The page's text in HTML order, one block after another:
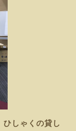
しゃくの貸し